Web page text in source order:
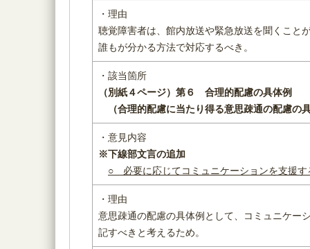
・理由
聴覚障害者は、館内放送や緊急放送を聞くこと
誰もが分かる方法で対応するべき。
・該当箇所
（別紙４ページ） 第６ 合理的配慮の具体例
（合理的配慮に当たり得る意思疎通の配慮の
・意見内容
※下線部文言の追加
○ 必要に応じてコミュニケーションを支援
・理由
意思疎通の配慮の具体例として、コミュニケー
記すべきと考えるため。